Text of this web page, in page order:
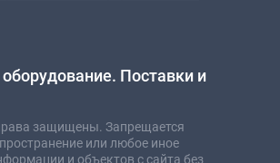
Поставки и
защищены. Запрещается
или любое иное
и объектов с сайта без